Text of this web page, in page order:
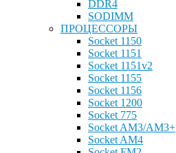
DDR4
SODIMM
ПРОЦЕССОРЫ
Socket 1150
Socket 1151
Socket 1151v2
Socket 1155
Socket 1156
Socket 1200
Socket 775
Socket AM3/AM3+
Socket AM4